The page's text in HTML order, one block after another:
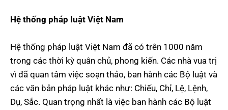
Hệ thống pháp luật Việt Nam
Hệ thống pháp luật Việt Nam đã có trên 1000 năm
trong các thời kỳ quân chủ, phong kiến. Các nhà vua trị
vì đã quan tâm việc soạn thảo, ban hành các Bộ luật và
các văn bản pháp luật khác như: Chiếu, Chỉ, Lệ, Lệnh,
Dụ, Sắc. Quan trọng nhất là việc ban hành các Bộ luật